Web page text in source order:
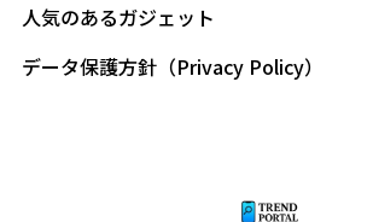
人気のあるガジェット
データ保護方針（Privacy Policy）